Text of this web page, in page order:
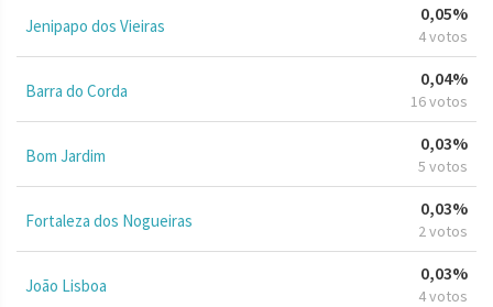
Jenipapo dos Vieiras
0,05%
4 votos
Barra do Corda
0,04%
16 votos
Bom Jardim
0,03%
5 votos
Fortaleza dos Nogueiras
0,03%
2 votos
João Lisboa
0,03%
4 votos